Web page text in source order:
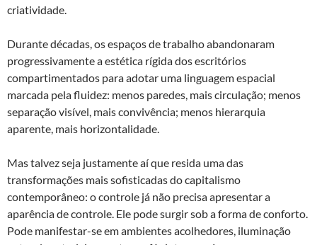
criatividade.
Durante décadas, os espaços de trabalho abandonaram
progressivamente a estética rígida dos escritórios
compartimentados para adotar uma linguagem espacial
marcada pela fluidez: menos paredes, mais circulação; menos
separação visível, mais convivência; menos hierarquia
aparente, mais horizontalidade.
Mas talvez seja justamente aí que resida uma das
transformações mais sofisticadas do capitalismo
contemporâneo: o controle já não precisa apresentar a
aparência de controle. Ele pode surgir sob a forma de conforto.
Pode manifestar-se em ambientes acolhedores, iluminação